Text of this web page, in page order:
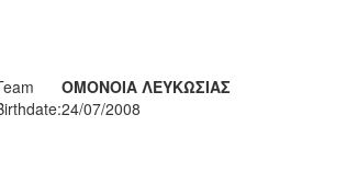
ΟΜΟΝΟΙΑ ΛΕΥΚΩΣΙΑΣ
24/07/2008